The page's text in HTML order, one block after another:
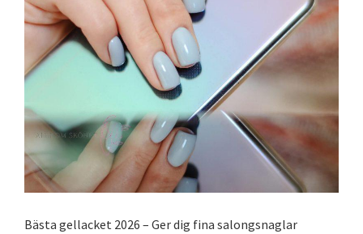
Bästa gellacket 2026 – Ger dig fina salongsnaglar